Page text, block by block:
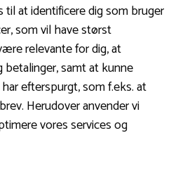
at identificere dig som bruger
som vil have størst
relevante for dig, at
samt at kunne
efterspurgt, som f.eks. at
Herudover anvender vi
vores services og